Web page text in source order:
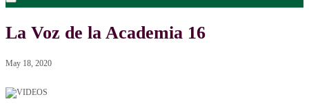
La Voz de la Academia 16
May 18, 2020